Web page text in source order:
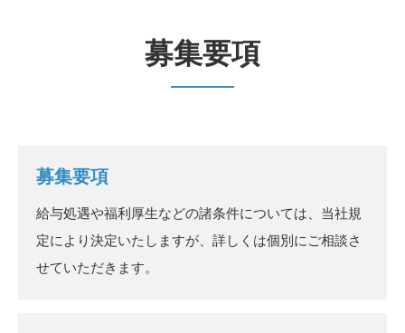
募集要項
募集要項
給与処遇や福利厚生などの諸条件については、当社規
定により決定いたしますが、詳しくは個別にご相談さ
せていただきます。